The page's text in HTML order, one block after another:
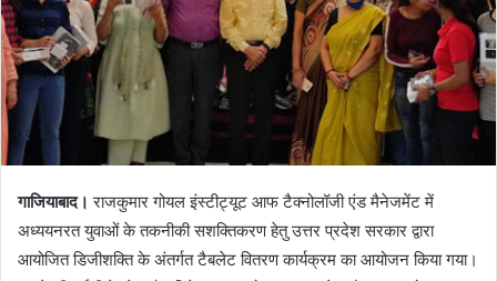
गाजियाबाद। राजकुमार गोयल इंस्टीट्यूट आफ टैक्नोलॉजी एंड मैनेजमेंट में
अध्ययनरत युवाओं के तकनीकी सशक्तिकरण हेतु उत्तर प्रदेश सरकार द्वारा
आयोजित डिजीशक्ति के अंतर्गत टैबलेट वितरण कार्यक्रम का आयोजन किया गया।